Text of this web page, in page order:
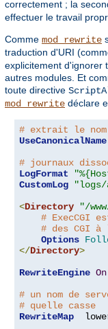
correctement ; la
effectuer le travail
Comme mod_rewrite
traduction d'URI
explicitement d'ignorer
autres modules. Et
toute directive
mod_rewrite déclare
# extrait le
UseCanonicalName
# journaux
LogFormat
CustomLog
"logs/
<Directory "/
# ExecCGI
# des CGI
Options
</Directory>
RewriteEngine On
# un nom de
# quelle casse
RewriteMap